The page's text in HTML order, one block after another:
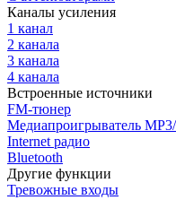
Каналы усиления
1 канал
2 канала
3 канала
4 канала
Встроенные источники
FM-тюнер
Медиапроигрыватель
Internet радио
Bluetooth
Другие функции
Тревожные входы